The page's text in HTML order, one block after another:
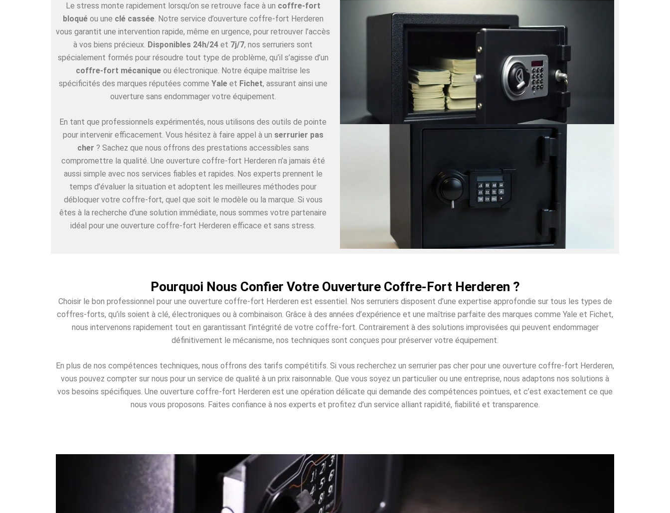
Le stress monte rapidement lorsqu’on se retrouve face à un coffre-fort
bloquéou une clé cassée. Notre service d’ouverture coffre-fort Herderen
vous garantit une intervention rapide, même en urgence, pour retrouver l’accès
à vos biens précieux. Disponibles 24h/24 et 7j/7, nos serruriers sont
spécialement formés pour résoudre tout type de problème, qu’il s’agisse d’un
coffre-fort mécanique ou électronique. Notre équipe maîtrise les
spécificités des marques réputées comme Yaleet Fichet, assurant ainsi une
ouverture sans endommager votre équipement.
En tant que professionnels expérimentés, nous utilisons des outils de pointe
pour intervenir efficacement. Vous hésitez à faire appel à un serrurier pas
cher ? Sachez que nous offrons des prestations accessibles sans
compromettre la qualité. Une ouverture coffre-fort Herderen n’a jamais été
aussi simple avec nos services fiables et rapides. Nos experts prennent le
temps d’évaluer la situation et adoptent les meilleures méthodes pour
débloquer votre coffre-fort, quel que soit le modèle ou la marque. Si vous
êtes à la recherche d’une solution immédiate, nous sommes votre partenaire
idéal pour une ouverture coffre-fort Herderen efficace et sans stress.
Pourquoi Nous Confier Votre Ouverture Coffre-Fort Herderen ?
Choisir le bon professionnel pour une ouverture coffre-fort Herderen est essentiel. Nos serruriers disposent d’une expertise approfondie sur tous les types de
coffres-forts, qu’ils soient à clé, électroniques ou à combinaison. Grâce à des années d’expérience et une maîtrise parfaite des marques comme Yale et Fichet,
nous intervenons rapidement tout en garantissant l’intégrité de votre coffre-fort. Contrairement à des solutions improvisées qui peuvent endommager
définitivement le mécanisme, nos techniques sont conçues pour préserver votre équipement.
En plus de nos compétences techniques, nous offrons des tarifs compétitifs. Si vous recherchez un serrurier pas cher pour une ouverture coffre-fort Herderen,
vous pouvez compter sur nous pour un service de qualité à un prix raisonnable. Que vous soyez un particulier ou une entreprise, nous adaptons nos solutions à
vos besoins spécifiques. Une ouverture coffre-fort Herderen est une opération délicate qui demande des compétences pointues, et c’est exactement ce que
nous vous proposons. Faites confiance à nos experts et profitez d’un service alliant rapidité, fiabilité et transparence.